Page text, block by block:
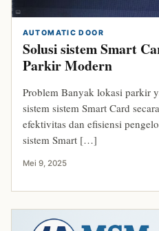
AUTOMATIC DOOR
Solusi sistem Smart
Parkir Modern
Problem Banyak lokasi parkir
sistem sistem Smart Card
efektivitas dan efisiensi
sistem Smart […]
Mei 9, 2025